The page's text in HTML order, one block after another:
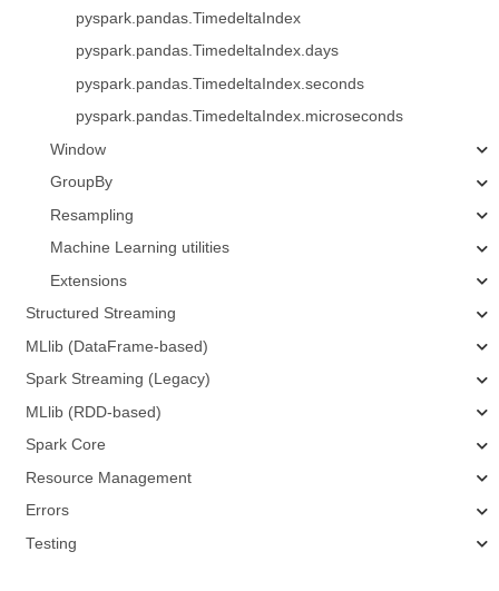
pyspark.pandas.TimedeltaIndex
pyspark.pandas.TimedeltaIndex.days
pyspark.pandas.TimedeltaIndex.seconds
pyspark.pandas.TimedeltaIndex.microseconds
Window
GroupBy
Resampling
Machine Learning utilities
Extensions
Structured Streaming
MLlib (DataFrame-based)
Spark Streaming (Legacy)
MLlib (RDD-based)
Spark Core
Resource Management
Errors
Testing